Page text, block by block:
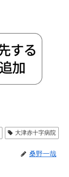
大津赤十字病院
桑野一哉